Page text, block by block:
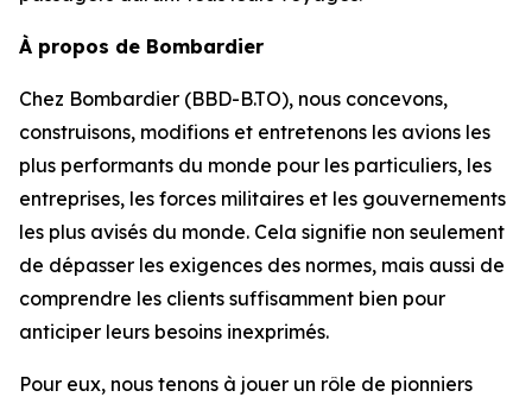
À propos de Bombardier
Chez Bombardier (BBD-B.TO), nous concevons,
construisons, modifions et entretenons les avions les
plus performants du monde pour les particuliers, les
entreprises, les forces militaires et les gouvernements
les plus avisés du monde. Cela signifie non seulement
de dépasser les exigences des normes, mais aussi de
comprendre les clients suffisamment bien pour
anticiper leurs besoins inexprimés.
Pour eux, nous tenons à jouer un rôle de pionniers